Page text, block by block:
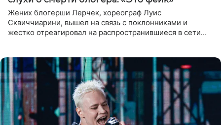
Жених блогерши Лерчек, хореограф Луис
Сквиччиарини, вышел на связь с поклонниками и
жестко отреагировал на распространившиеся в сети